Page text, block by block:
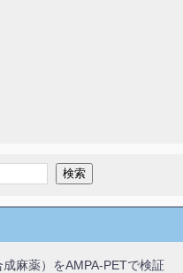
麻薬）をAMPA-PETで検証